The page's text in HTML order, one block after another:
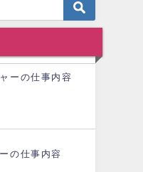
ーの仕事内容
の仕事内容